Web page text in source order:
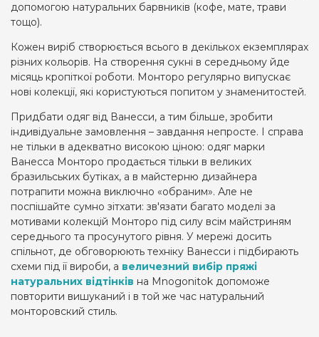
допомогою натуральних барвників (кофе, мате, трави
тощо).
Кожен виріб створюється всього в декількох екземплярах
різних кольорів. На створення сукні в середньому йде
місяць кропіткої роботи. Монторо регулярно випускає
нові колекції, які користуються попитом у знаменитостей.
Придбати одяг від Ванесси, а тим більше, зробити
індивідуальне замовлення – завдання непросте. І справа
не тільки в адекватно високою ціною: одяг марки
Ванесса Монторо продається тільки в великих
бразильських бутіках, а в майстерню дизайнера
потрапити можна виключно «обраним». Але не
поспішайте сумно зітхати: зв'язати багато моделі за
мотивами колекцій Монторо під силу всім майстриням
середнього та просунутого рівня. У мережі досить
спільнот, де обговорюють техніку Ванесси і підбирають
схеми під її вироби, а величезний вибір пряжі
натуральних відтінків на Mnogonitok допоможе
повторити вишуканий і в той же час натуральний
монторовский стиль.